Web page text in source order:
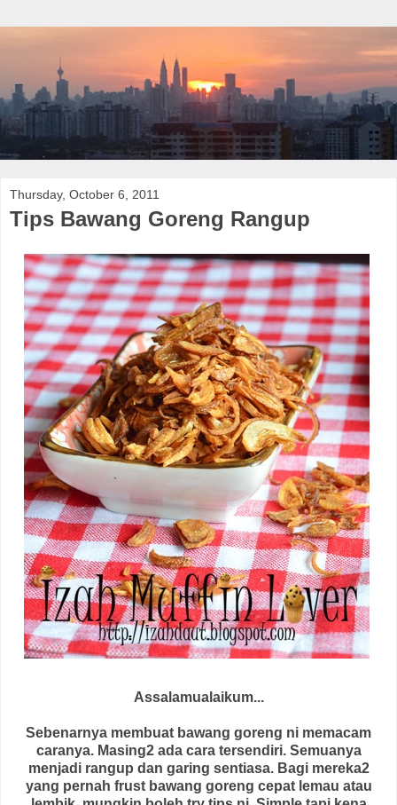
Thursday, October 6, 2011
Tips Bawang Goreng Rangup
Assalamualaikum...
Sebenarnya membuat bawang goreng ni memacam
caranya. Masing2 ada cara tersendiri. Semuanya
menjadi rangup dan garing sentiasa. Bagi mereka2
yang pernah frust bawang goreng cepat lemau atau